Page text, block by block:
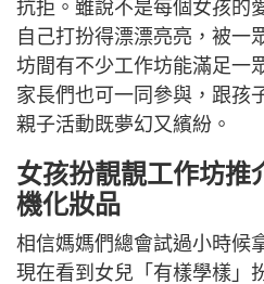
抗拒。雖說不是每個女孩的
自己打扮得漂漂亮亮，被一
坊間有不少工作坊能滿足一
家長們也可一同參與，跟孩
親子活動既夢幻又繽紛。
女孩扮靚靚工作坊推
機化妝品
相信媽媽們總會試過小時候
現在看到女兒「有樣學樣」